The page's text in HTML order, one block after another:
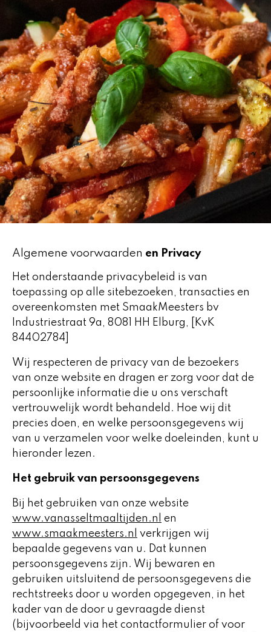
Algemene voorwaarden en Privacy
Het onderstaande privacybeleid is van
toepassing op alle sitebezoeken, transacties en
overeenkomsten met SmaakMeesters bv
Industriestraat 9a, 8081 HH Elburg, [KvK
84402784
Wij respecteren de privacy van de bezoekers
van onze website en dragen er zorg voor dat de
persoonlijke informatie die u ons verschaft
vertrouwelijk wordt behandeld. Hoe wij dit
precies doen, en welke persoonsgegevens wij
van u verzamelen voor welke doeleinden, kunt u
hieronder lezen.
Het gebruik van persoonsgegevens
Bij het gebruiken van onze website
www.vanasseltmaaltijden.nl
en
www.smaakmeesters.nl
verkrijgen wij
bepaalde gegevens van u. Dat kunnen
persoonsgegevens zijn. Wij bewaren en
gebruiken uitsluitend de persoonsgegevens die
rechtstreeks door u worden opgegeven, in het
kader van de door u gevraagde dienst
(bijvoorbeeld via het contactformulier of voor